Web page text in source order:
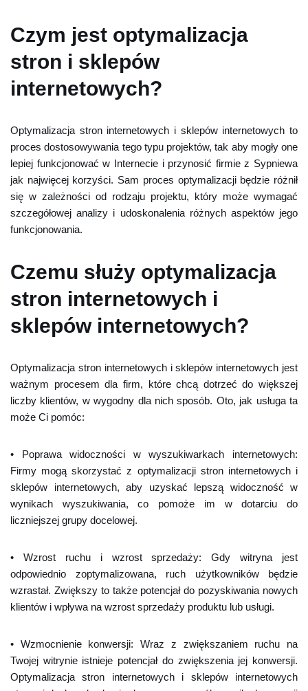
Czym jest optymalizacja
stron i sklepów
internetowych?
Optymalizacja stron internetowych i sklepów internetowych to
proces dostosowywania tego typu projektów, tak aby mogły one
lepiej funkcjonować w Internecie i przynosić firmie z Sypniewa
jak najwięcej korzyści. Sam proces optymalizacji będzie różnił
się w zależności od rodzaju projektu, który może wymagać
szczegółowej analizy i udoskonalenia różnych aspektów jego
funkcjonowania.
Czemu służy optymalizacja
stron internetowych i
sklepów internetowych?
Optymalizacja stron internetowych i sklepów internetowych jest
ważnym procesem dla firm, które chcą dotrzeć do większej
liczby klientów, w wygodny dla nich sposób. Oto, jak usługa ta
może Ci pomóc:
• Poprawa widoczności w wyszukiwarkach internetowych:
Firmy mogą skorzystać z optymalizacji stron internetowych i
sklepów internetowych, aby uzyskać lepszą widoczność w
wynikach wyszukiwania, co pomoże im w dotarciu do
liczniejszej grupy docelowej.
• Wzrost ruchu i wzrost sprzedaży: Gdy witryna jest
odpowiednio zoptymalizowana, ruch użytkowników będzie
wzrastał. Zwiększy to także potencjał do pozyskiwania nowych
klientów i wpływa na wzrost sprzedaży produktu lub usługi.
• Wzmocnienie konwersji: Wraz z zwiększaniem ruchu na
Twojej witrynie istnieje potencjał do zwiększenia jej konwersji.
Optymalizacja stron internetowych i sklepów internetowych